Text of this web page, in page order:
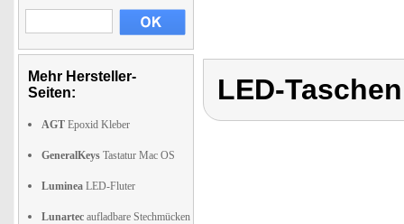
Mehr Hersteller-
Seiten:
AGT Epoxid Kleber
GeneralKeys Tastatur Mac OS
Luminea LED-Fluter
Lunartec aufladbare Stechmücken
LED-